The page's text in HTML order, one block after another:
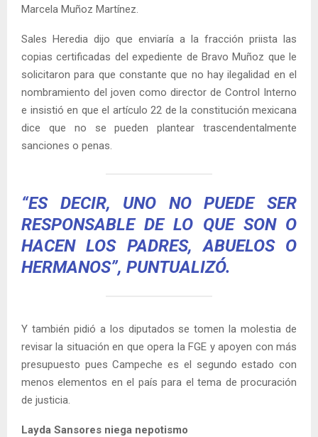
Marcela Muñoz Martínez.
Sales Heredia dijo que enviaría a la fracción priista las
copias certificadas del expediente de Bravo Muñoz que le
solicitaron para que constante que no hay ilegalidad en el
nombramiento del joven como director de Control Interno
e insistió en que el artículo 22 de la constitución mexicana
dice que no se pueden plantear trascendentalmente
sanciones o penas.
“ES DECIR, UNO NO PUEDE SER
RESPONSABLE DE LO QUE SON O
HACEN LOS PADRES, ABUELOS O
HERMANOS”, PUNTUALIZÓ.
Y también pidió a los diputados se tomen la molestia de
revisar la situación en que opera la FGE y apoyen con más
presupuesto pues Campeche es el segundo estado con
menos elementos en el país para el tema de procuración
de justicia.
Layda Sansores niega nepotismo